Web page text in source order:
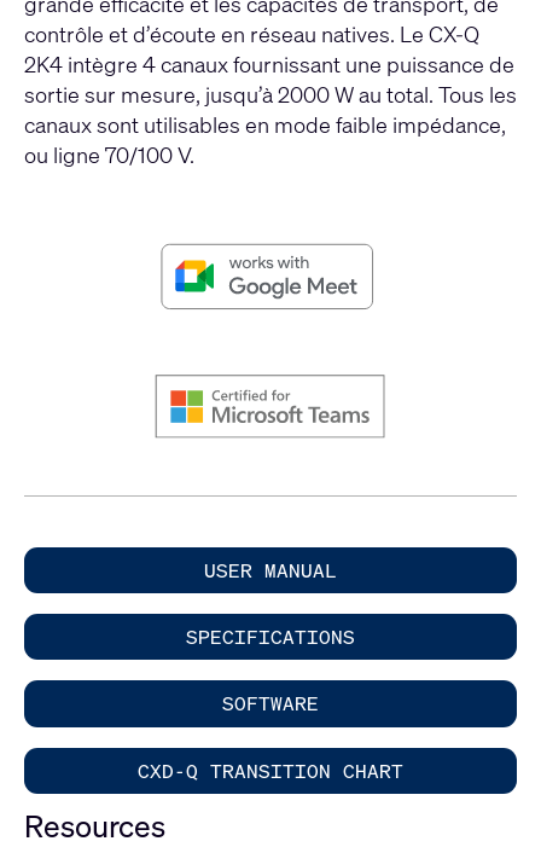
contrôle et d’écoute en réseau natives. Le CX-Q
2K4 intègre 4 canaux fournissant une puissance de
sortie sur mesure, jusqu’à 2000 W au total. Tous les
canaux sont utilisables en mode faible impédance,
ou ligne 70/100 V.
USER MANUAL
SPECIFICATIONS
SOFTWARE
CXD-Q TRANSITION CHART
Resources